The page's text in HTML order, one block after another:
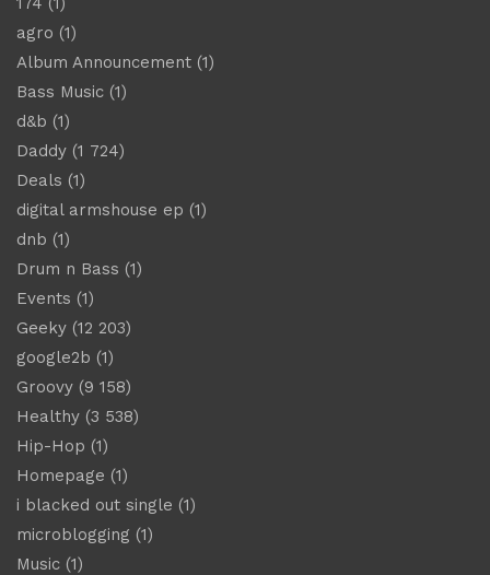
agro (1)
Album Announcement (1)
Bass Music (1)
d&b (1)
Daddy (1 724)
Deals (1)
digital armshouse ep (1)
dnb (1)
Drum n Bass (1)
Events (1)
Geeky (12 203)
google2b (1)
Groovy (9 158)
Healthy (3 538)
Hip-Hop (1)
Homepage (1)
i blacked out single (1)
microblogging (1)
Music (1)